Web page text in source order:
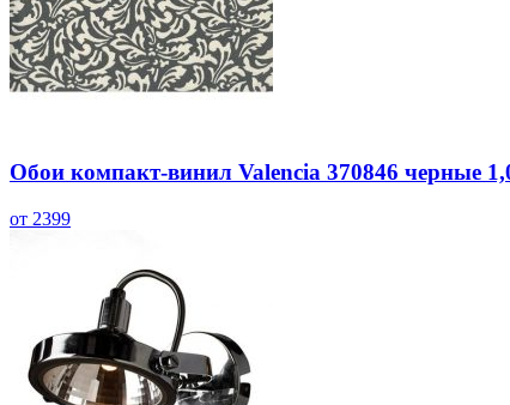
Обои компакт-винил Valencia 370846 черные
от 2399